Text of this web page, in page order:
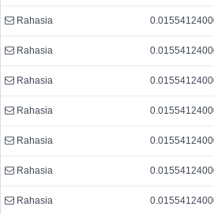
Rahasia
Rahasia
Rahasia
Rahasia
Rahasia
Rahasia
Rahasia